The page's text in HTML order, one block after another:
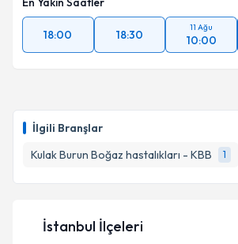
İlgili Branşlar
Kulak Burun Boğaz hastalıkları - KBB
1
18:00 18:30
11 Ağu
10:00
İstanbul İlçeleri